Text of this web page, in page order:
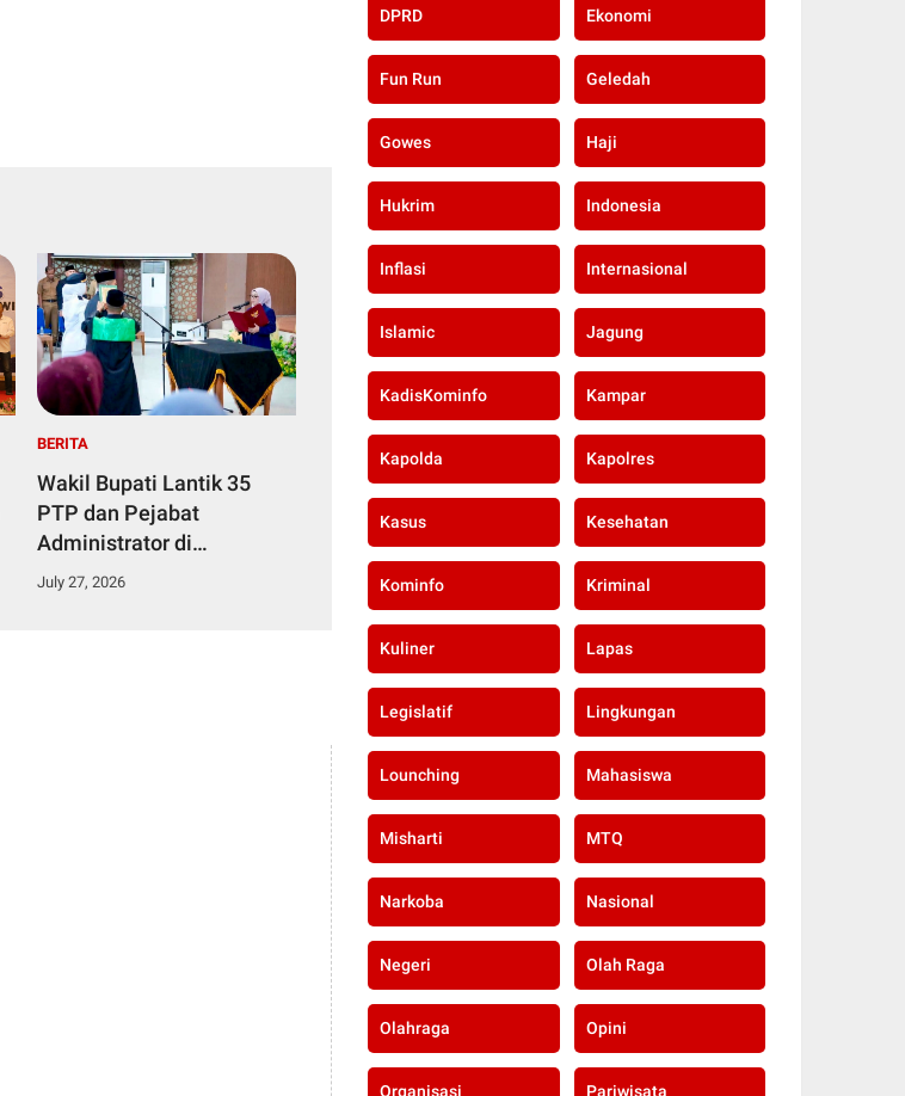
BERITA
Wakil Bupati Lantik 35
PTP dan Pejabat
Administrator di
Lingkungan Pemkab
July 27, 2026
DPRD Ekonomi
Fun Run Geledah
Gowes Haji
Hukrim Indonesia
Inflasi Internasional
Islamic Jagung
KadisKominfo Kampar
Kapolda Kapolres
Kasus Kesehatan
Kominfo Kriminal
Kuliner Lapas
Legislatif Lingkungan
Lounching Mahasiswa
Misharti MTQ
Narkoba Nasional
Negeri Olah Raga
Olahraga Opini
Organisasi Pariwisata